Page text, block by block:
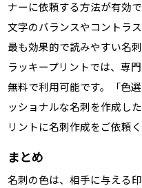
ナーに依頼する方法が有効
文字のバランスやコントラ
最も効果的で読みやすい名
ラッキープリントでは、専
無料で利用可能です。「色
ッショナルな名刺を作成し
リントに名刺作成をご依頼く
まとめ
名刺の色は、相手に与える